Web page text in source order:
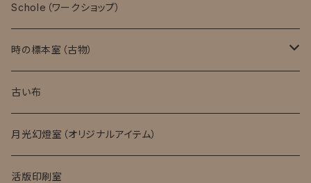
モバイル顕微鏡
実験消耗品
キット・完成品
Schole（ワークショップ）
時の標本室（古物）
ローマングラス
古い布
月光幻燈室（オリジナルアイテム）
活版印刷室